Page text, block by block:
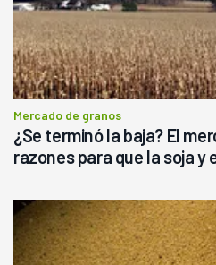
Mercado de granos
¿Se terminó la baja? El
razones para que la soja y